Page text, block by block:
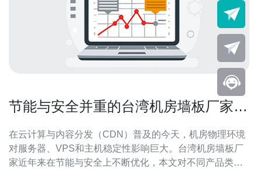
节能与安全并重的台湾机房墙板厂家产
在云计算与内容分发（CDN）普及的今天，机房物理环境
对服务器、VPS和主机稳定性影响巨大。台湾机房墙板厂
家近年来在节能与安全上不断优化，本文对不同产品类型